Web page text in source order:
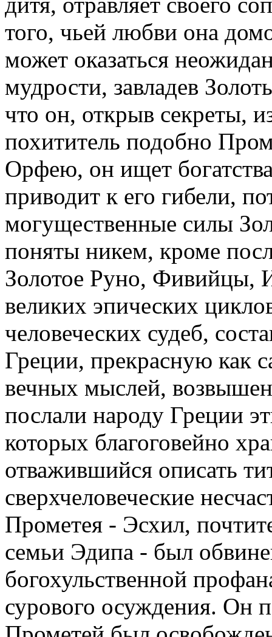
того, чьей любви она
может оказаться
мудрости, завладев
что он, открыв секреты,
похититель подобно
Орфею, он ищет
приводит к его гибели,
могущественные силы
поняты никем, кроме
Золотое Руно, Фивийцы,
великих эпических
человеческих судеб,
Греции, прекрасную как
вечных мыслей,
послали народу Греции
которых благоговейно
отважившийся описать
сверхчеловеческие
Прометея - Эсхил,
семьи Эдипа - был
богохульственной
сурового осуждения. Он